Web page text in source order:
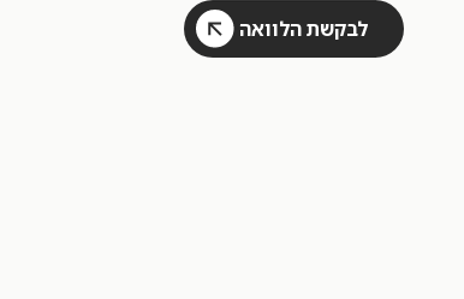
לבקשת הלוואה